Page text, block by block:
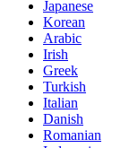
Japanese
Korean
Arabic
Irish
Greek
Turkish
Italian
Danish
Romanian